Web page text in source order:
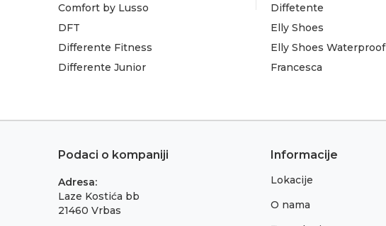
Comfort by Lusso
DFT
Differente Fitness
Differente Junior
Diffetente
Elly Shoes
Elly Shoes Waterproof
Francesca
Podaci o kompaniji
Adresa:
Laze Kostića bb
21460 Vrbas
Informacije
Lokacije
O nama